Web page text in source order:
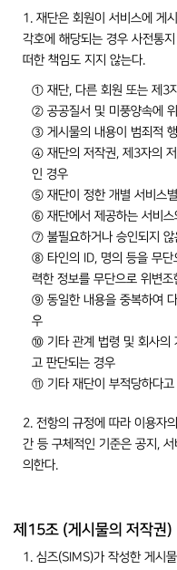
1. 재단은 회원이 서비스에 게
각호에 해당되는 경우 사전통
떠한 책임도 지지 않는다.
① 재단, 다른 회원 또는 제3
② 공공질서 및 미풍양속에
③ 게시물의 내용이 범죄적
④ 재단의 저작권, 제3자의
인 경우
⑤ 재단이 정한 개별 서비스
⑥ 재단에서 제공하는 서비
⑦ 불필요하거나 승인되지 않
⑧ 타인의 ID, 명의 등을 무단
력한 정보를 무단으로 위변
⑨ 동일한 내용을 중복하여
우
⑩ 기타 관계 법령 및 회사의
고 판단되는 경우
⑪ 기타 재단이 부적당하다고
2. 전항의 규정에 따라 이용자
간 등 구체적인 기준은 공지,
의한다.
제15조 (게시물의 저작권)
1. 심즈(SIMS)가 작성한 게시